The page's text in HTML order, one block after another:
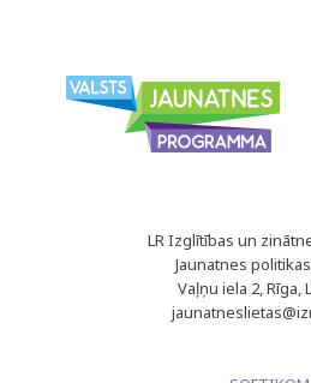
LR Izglītības un
Jaunatnes
Vaļņu iela 2, Rīga,